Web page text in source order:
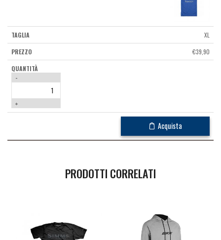
XL
€39,90
-
+
Acquista
PRODOTTI CORRELATI